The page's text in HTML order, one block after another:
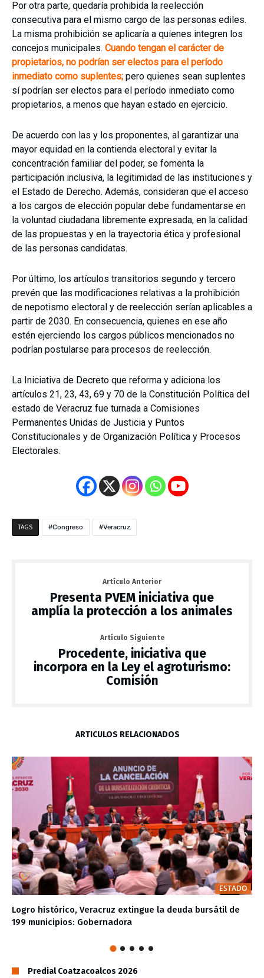
Por otra parte, quedaría prohibida la reelección
consecutiva para el mismo cargo de las personas ediles.
La misma prohibición se aplicaría a quienes integren los
concejos municipales. Cuando tengan el carácter de
propietarios, no podrían ser electos para el período
inmediato como suplentes; pero quienes sean suplentes
sí podrían ser electos para el período inmediato como
propietarios, a menos que hayan estado en ejercicio.
De acuerdo con las y los proponentes, al garantizar una
mayor equidad en la contienda electoral y evitar la
concentración familiar del poder, se fomenta la
participación inclusiva, la legitimidad de las instituciones y
el Estado de Derecho. Además, consideran que el acceso
a los cargos de elección popular debe fundamentarse en
la voluntad ciudadana libremente expresada, en la calidad
de las propuestas y en la trayectoria ética y profesional
de las personas candidatas.
Por último, los artículos transitorios segundo y tercero
prevén que las modificaciones relativas a la prohibición
de nepotismo electoral y de reelección serían aplicables a
partir de 2030. En consecuencia, quienes en ese año
estén ejerciendo los cargos públicos mencionados no
podrían postularse para procesos de reelección.
La Iniciativa de Decreto que reforma y adiciona los
artículos 21, 23, 43, 69 y 70 de la Constitución Política del
estado de Veracruz fue turnada a Comisiones
Permanentes Unidas de Justicia y Puntos
Constitucionales y de Organización Política y Procesos
Electorales.
TAGS Congreso Veracruz
Artículo Anterior
Presenta PVEM iniciativa que
amplía la protección a los animales
Artículo Siguiente
Procedente, iniciativa que
incorpora en la Ley el agroturismo:
Comisión
ARTÍCULOS RELACIONADOS
ESTADO
Logro histórico, Veracruz extingue la deuda bursátil de
199 municipios: Gobernadora
Predial Coatzacoalcos 2026